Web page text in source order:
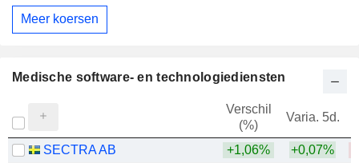
Meer koersen
Medische software- en technologiediensten
Verschil
(%)
Varia. 5d.
SECTRA AB +1,06% +0,07%